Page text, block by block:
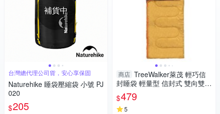
補貨中
台灣總代理公司貨，安心享保固
Naturehike 睡袋壓縮袋 小號 PJ
020
$205
商店 TreeWalker萊茂 輕巧信
封睡袋 輕量型 信封式 雙向雙面
拉鍊 睡袋 輕巧 露營 出遊【愛
買】
$479
5